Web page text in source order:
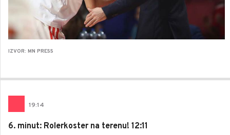
IZVOR: MN PRESS
19:14
6. minut: Rolerkoster na terenu! 12:11